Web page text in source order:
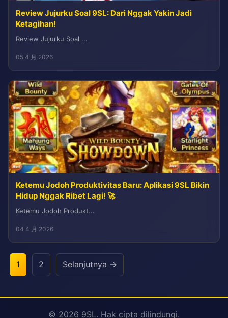
Review Jujurku Soal 9SL: Dari Nggak Yakin Jadi
Ketagihan!
Review Jujurku Soal ...
05 4 月 2026
Ketemu Jodoh Produktivitas Baru: Aplikasi 9SL Bikin
Hidup Nggak Ribet Lagi! 🚀
Ketemu Jodoh Produkt...
04 4 月 2026
1 2 Selanjutnya →
© 2026 9SL. Hak cipta dilindungi.